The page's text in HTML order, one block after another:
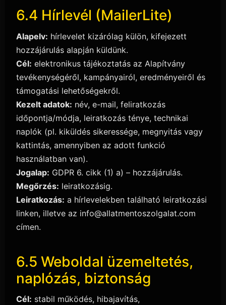
6.4 Hírlevél (MailerLite)
Alapelv: hírlevelet kizárólag külön, kifejezett
hozzájárulás alapján küldünk.
Cél: elektronikus tájékoztatás az Alapítvány
tevékenységéről, kampányairól, eredményeiről és
támogatási lehetőségekről.
Kezelt adatok: név, e-mail, feliratkozás
időpontja/módja, leiratkozás ténye, technikai
naplók (pl. kiküldés sikeressége, megnyitás vagy
kattintás, amennyiben az adott funkció
használatban van).
Jogalap: GDPR 6. cikk (1) a) – hozzájárulás.
Megőrzés: leiratkozásig.
Leiratkozás: a hírlevelekben található leiratkozási
linken, illetve az info@allatmentoszolgalat.com
címen.
6.5 Weboldal üzemeltetés,
naplózás, biztonság
Cél: stabil működés, hibajavítás,